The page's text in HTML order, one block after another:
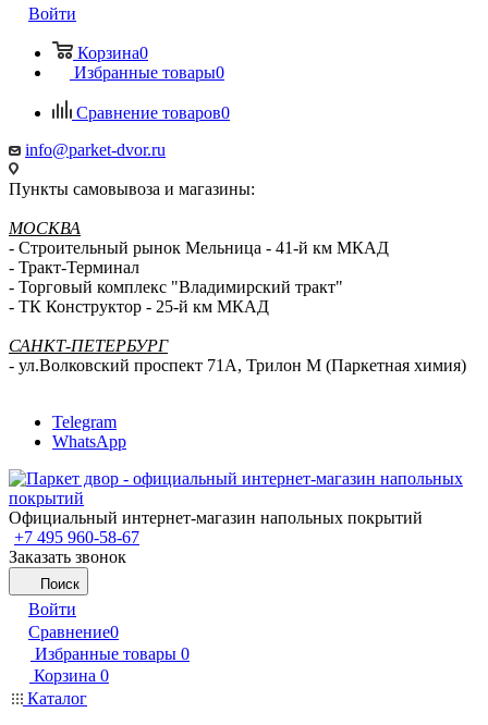
Войти
Корзина0
Избранные товары0
Сравнение товаров0
info@parket-dvor.ru
Пункты самовывоза и магазины:
МОСКВА
- Строительный рынок Мельница - 41-й км МКАД
- Тракт-Терминал
- Торговый комплекс "Владимирский тракт"
- ТК Конструктор - 25-й км МКАД
САНКТ-ПЕТЕРБУРГ
- ул.Волковский проспект 71А, Трилон М (Паркетная химия)
Telegram
WhatsApp
Официальный интернет-магазин напольных покрытий
+7 495 960-58-67
Заказать звонок
Поиск
Войти
Сравнение0
Избранные товары 0
Корзина 0
Каталог